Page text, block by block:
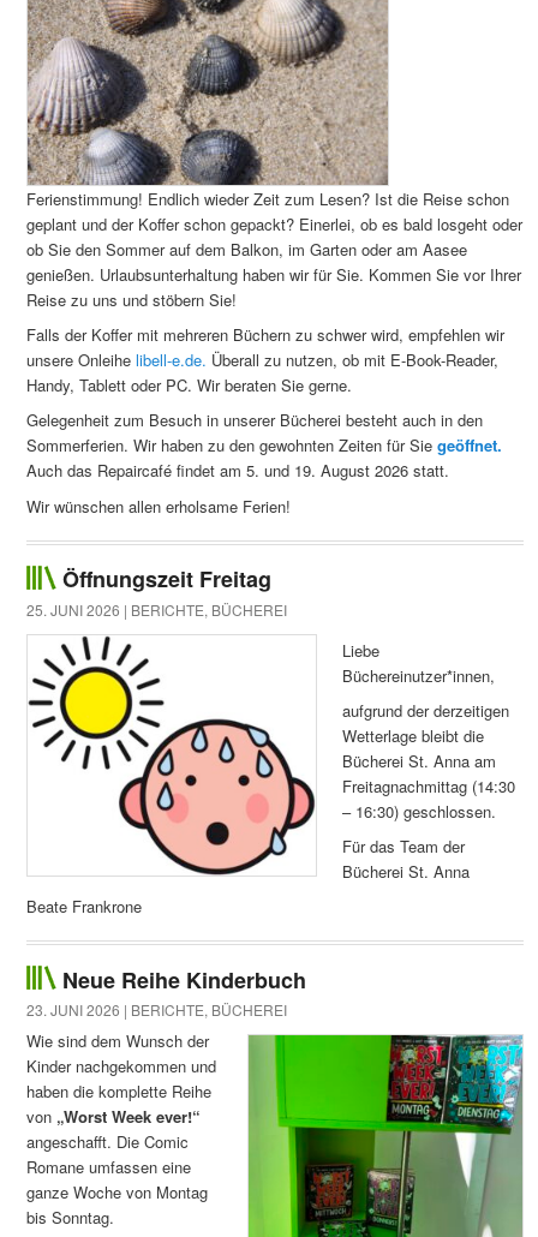
Ferienstimmung! Endlich wieder Zeit zum Lesen? Ist die Reise schon
geplant und der Koffer schon gepackt? Einerlei, ob es bald losgeht oder
ob Sie den Sommer auf dem Balkon, im Garten oder am Aasee
genießen. Urlaubsunterhaltung haben wir für Sie. Kommen Sie vor Ihrer
Reise zu uns und stöbern Sie!
Falls der Koffer mit mehreren Büchern zu schwer wird, empfehlen wir
unsere Onleihelibell-e.de. Überall zu nutzen, ob mit E-Book-Reader,
Handy, Tablett oder PC. Wir beraten Sie gerne.
Gelegenheit zum Besuch in unserer Bücherei besteht auch in den
Sommerferien. Wir haben zu den gewohnten Zeiten für Siegeöffnet.
Auch das Repaircafé findet am 5. und 19. August 2026 statt.
Wir wünschen allen erholsame Ferien!
Öffnungszeit Freitag
25. JUNI 2026 | BERICHTE, BÜCHEREI
Liebe
Büchereinutzer*innen,
aufgrund der derzeitigen
Wetterlage bleibt die
Bücherei St. Anna am
Freitagnachmittag (14:30
– 16:30) geschlossen.
Für das Team der
Bücherei St. Anna
Beate Frankrone
Neue Reihe Kinderbuch
23. JUNI 2026 | BERICHTE, BÜCHEREI
Wie sind dem Wunsch der
Kinder nachgekommen und
haben die komplette Reihe
von „Worst Week ever!“
angeschafft. Die Comic
Romane umfassen eine
ganze Woche von Montag
bis Sonntag.